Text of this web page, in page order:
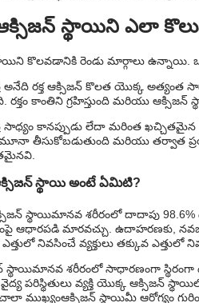
స్థాయిని ఎలా
కొలవడానికి రెండు మార్గాలు ఉన్నాయి.
అనేది రక్త ఆక్సిజన్ కొలత యొక్క అత్యంత
రక్తం కాంతిని గ్రహిస్తుంది మరియు
సాధ్యం కానప్పుడు లేదా మరింత ఖచ్చితమైన
తీసుకోబడుతుంది మరియు తర్వాత
స్థాయి అంటే ఏమిటి?
స్థాయిమానవ శరీరంలో దాదాపు 98.6%
ఆధారపడి మారవచ్చు. ఉదాహరణకు,
నివసించే వ్యక్తులు తక్కువ ఎత్తులో
స్థాయిమానవ శరీరంలో సాధారణంగా స్థిరంగా
పరిస్థితులు వ్యక్తి యొక్క ఆక్సిజన్
ముఖ్యంఆక్సిజన్ స్థాయిమీ ఆరోగ్యం